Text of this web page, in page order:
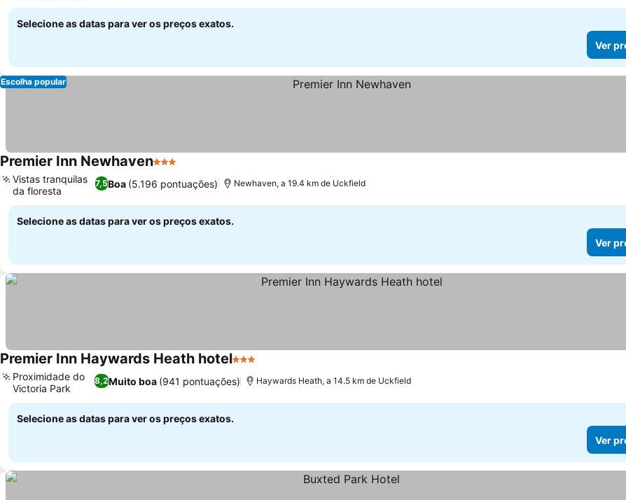
Selecione as datas para ver os preços exatos.
Ver
Escolha popular
Premier Inn Newhaven3 Estrelas
7,5Boa (5.196 pontuações)
Vistas tranquilas
da floresta
Newhaven, a 19.4 km de Uckfield
Selecione as datas para ver os preços exatos.
Ver
Premier Inn Haywards Heath hotel3 Estrelas
8,2Muito boa (941 pontuações)
Proximidade do
Victoria Park
Haywards Heath, a 14.5 km de Uckfield
Selecione as datas para ver os preços exatos.
Ver